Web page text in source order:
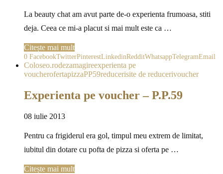
La beauty chat am avut parte de-o experienta frumoasa, stiti
deja. Ceea ce mi-a placut si mai mult este ca …
Citește mai mult
0 FacebookTwitterPinterestLinkedinRedditWhatsappTelegramEmail
Coloseo.rodezamagireexperienta pe
voucherofertapizzaPP59reducerisite de reducerivoucher
Experienta pe voucher – P.P.59
08 iulie 2013
Pentru ca frigiderul era gol, timpul meu extrem de limitat,
iubitul din dotare cu pofta de pizza si oferta pe …
Citește mai mult